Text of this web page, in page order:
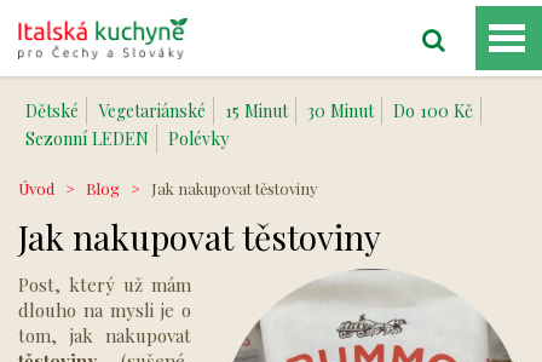
Dětské Vegetariánské 15 Minut 30 Minut
Do 100 Kč
Sezonní LEDEN
Polévky
Úvod > Blog > Jak nakupovat těstoviny
Jak nakupovat těstoviny
Post, který už mám
dlouho na mysli je o
tom, jak nakupovat